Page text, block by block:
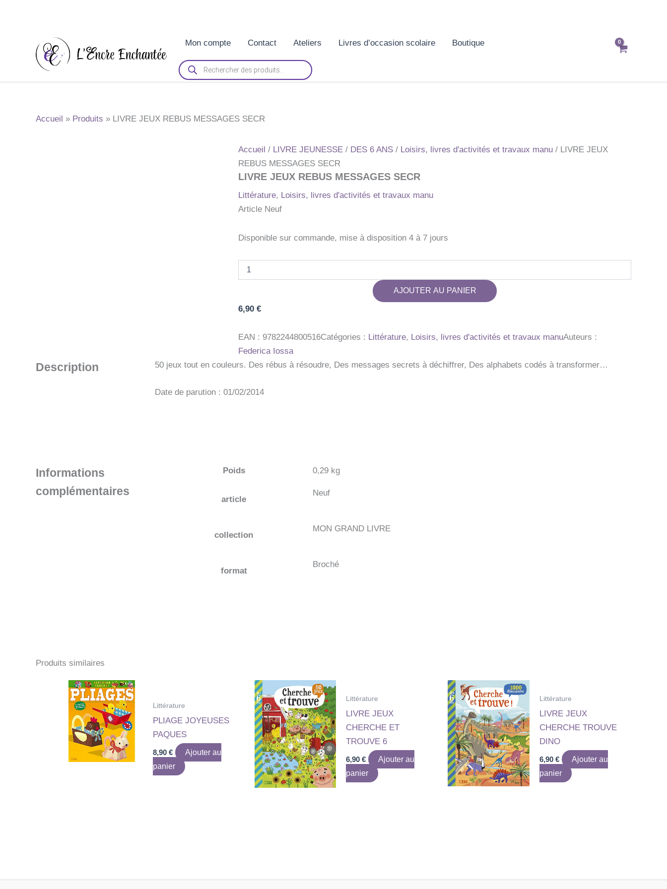
Mon compte Contact Ateliers Livres d’occasion scolaire Boutique
Recherche
de
produits
Accueil Produits LIVRE JEUX REBUS MESSAGES SECR
Accueil / LIVRE JEUNESSE / DES 6 ANS / Loisirs, livres d'activités et travaux manu / LIVRE JEUX
REBUS MESSAGES SECR
LIVRE JEUX REBUS MESSAGES SECR
Littérature, Loisirs, livres d'activités et travaux manu
Article Neuf
Disponible sur commande, mise à disposition 4 à 7 jours
REBUS
MESSAGES
AJOUTER AU PANIER
6,90 €
EAN : 9782244800516Catégories : Littérature, Loisirs, livres d'activités et travaux manuAuteurs :
Federica Iossa
Description 50 jeux tout en couleurs. Des rébus à résoudre, Des messages secrets à déchiffrer, Des alphabets codés à transformer…
Date de parution : 01/02/2014
Informations
complémentaires
Poids 0,29 kg
article
Neuf
collection
MON GRAND LIVRE
format
Broché
Produits similaires
Littérature
PLIAGE JOYEUSES
PAQUES
8,90 €
Ajouter au
panier
Littérature
LIVRE JEUX
CHERCHE ET
TROUVE 6
6,90€
Ajouter au
panier
Littérature
LIVRE JEUX
CHERCHE TROUVE
DINO
6,90€
Ajouter au
panier